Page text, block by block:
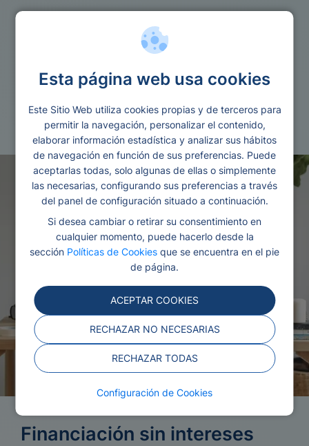
Esta página web usa cookies
Este Sitio Web utiliza cookies propias y de terceros para
permitir la navegación, personalizar el contenido,
elaborar información estadística y analizar sus hábitos
de navegación en función de sus preferencias. Puede
aceptarlas todas, solo algunas de ellas o simplemente
las necesarias, configurando sus preferencias a través
del panel de configuración situado a continuación.
Si desea cambiar o retirar su consentimiento en
cualquier momento, puede hacerlo desde la
sección Políticas de Cookies que se encuentra en el pie
de página.
ACEPTAR COOKIES
RECHAZAR NO NECESARIAS
RECHAZAR TODAS
Configuración de Cookies
Financiacion sin intereses
Redactado por Ana
Gonzalez
Editado y revisado por
Eva Rampani
Financiación sin intereses